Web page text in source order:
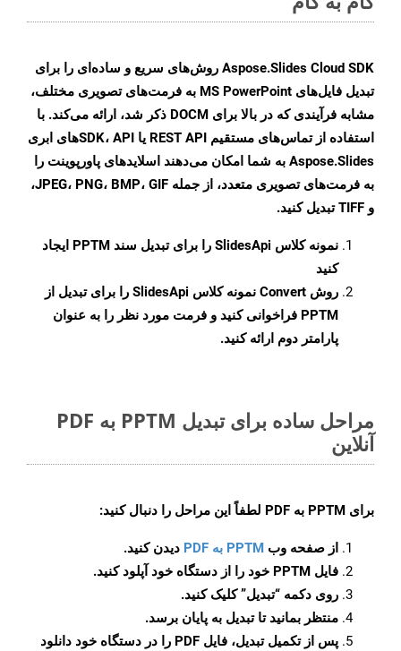
Aspose.Slides Cloud SDK روش‌های سریع و ساده‌ای را برای
تبدیل فایل‌های MS PowerPoint به فرمت‌های تصویری مختلف،
مشابه فرآیندی که در بالا برای DOCM ذکر شد، ارائه می‌کند. با
استفاده از تماس‌های مستقیم REST API یا SDK، APIهای ابری
Aspose.Slides به شما امکان می‌دهند اسلایدهای پاورپوینت را
به فرمت‌های تصویری متعدد، از جمله JPEG، PNG، BMP، GIF،
و TIFF تبدیل کنید.
نمونه کلاس SlidesApi
را برای تبدیل سند PPTM ایجاد
کنید
روش Convert
نمونه کلاس SlidesApi را برای تبدیل از
PPTM فراخوانی کنید و فرمت مورد نظر را به عنوان
پارامتر دوم ارائه کنید.
مراحل ساده برای تبدیل PPTM به PDF
آنلاین
برای PPTM به PDF لطفاً این مراحل را دنبال کنید:
از صفحه وب PPTM به PDF
دیدن کنید.
فایل PPTM خود را از دستگاه خود آپلود کنید.
روی دکمه “تبدیل”کلیک کنید.
منتظر بمانید تا تبدیل به پایان برسد.
پس از تکمیل تبدیل، فایل PDF را در دستگاه خود دانلود